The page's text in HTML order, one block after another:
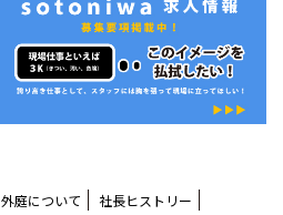
外庭について 社長ヒストリー